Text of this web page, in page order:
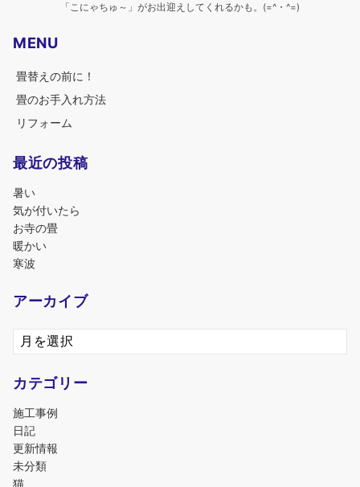
「こにゃちゅ～」がお出迎えしてくれるかも。(=^・^=)
MENU
畳替えの前に！
畳のお手入れ方法
リフォーム
最近の投稿
暑い
気が付いたら
お寺の畳
暖かい
寒波
アーカイブ
ア
ー
イ
カテゴリー
施工事例
日記
更新情報
未分類
猫